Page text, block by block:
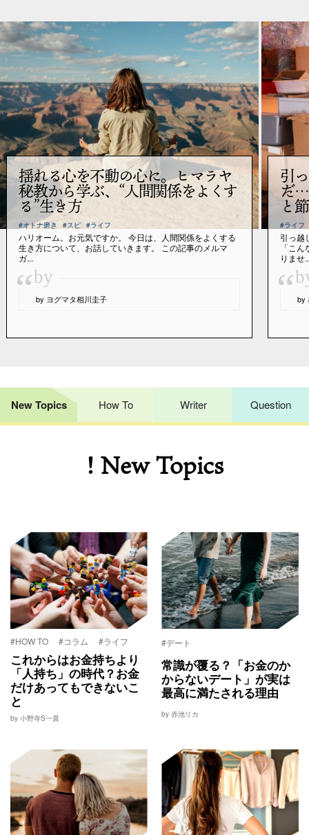
揺れる心を不動の心に。ヒマラヤ
秘教から学ぶ、“人間関係をよくす
る”生き方
#オトナ磨き #スピ #ライフ
ハリオーム。お元気ですか。 今日は、人間関係をよくする
生き方について、お話していきます。 この記事のメルマ
ガ...
“by
by ヨグマタ相川圭子
引
だ…
と
#ライフ
引っ越
「こ
りませ
“ by
New Topics How To Writer Question
! New Topics
#HOW TO #コラム #ライフ
これからはお金持ちより
「人持ち」の時代？お金
だけあってもできないこ
と
by 小野寺S一貴
#デート
常識が覆る？「お金のか
からないデート」が実は
最高に満たされる理由
by 赤池リカ